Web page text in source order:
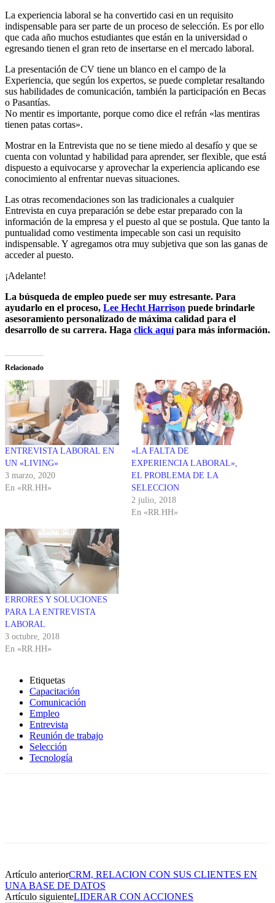
La experiencia laboral se ha convertido casi en un requisito
indispensable para ser parte de un proceso de selección. Es por ello
que cada año muchos estudiantes que están en la universidad o
egresando tienen el gran reto de insertarse en el mercado laboral.
La presentación de CV tiene un blanco en el campo de la
Experiencia, que según los expertos, se puede completar resaltando
sus habilidades de comunicación, también la participación en Becas
o Pasantías.
No mentir es importante, porque como dice el refrán «las mentiras
tienen patas cortas».
Mostrar en la Entrevista que no se tiene miedo al desafío y que se
cuenta con voluntad y habilidad para aprender, ser flexible, que está
dispuesto a equivocarse y aprovechar la experiencia aplicando ese
conocimiento al enfrentar nuevas situaciones.
Las otras recomendaciones son las tradicionales a cualquier
Entrevista en cuya preparación se debe estar preparado con la
información de la empresa y el puesto al que se postula. Que tanto la
puntualidad como vestimenta impecable son casi un requisito
indispensable. Y agregamos otra muy subjetiva que son las ganas de
acceder al puesto.
¡Adelante!
La búsqueda de empleo puede ser muy estresante. Para
ayudarlo en el proceso, Lee Hecht Harrison puede brindarle
asesoramiento personalizado de máxima calidad para el
desarrollo de su carrera. Haga click aquípara más información.
Relacionado
ENTREVISTA LABORAL EN
UN «LIVING»
3 marzo, 2020
En «RR.HH»
«LA FALTA DE
EXPERIENCIA LABORAL»,
EL PROBLEMA DE LA
SELECCION
2 julio, 2018
En «RR.HH»
ERRORES Y SOLUCIONES
PARA LA ENTREVISTA
LABORAL
3 octubre, 2018
En «RR.HH»
Etiquetas
Capacitación
Comunicación
Empleo
Entrevista
Reunión de trabajo
Selección
Tecnología
Artículo anteriorCRM, RELACION CON SUS CLIENTES EN
UNA BASE DE DATOS
Artículo siguienteLIDERAR CON ACCIONES